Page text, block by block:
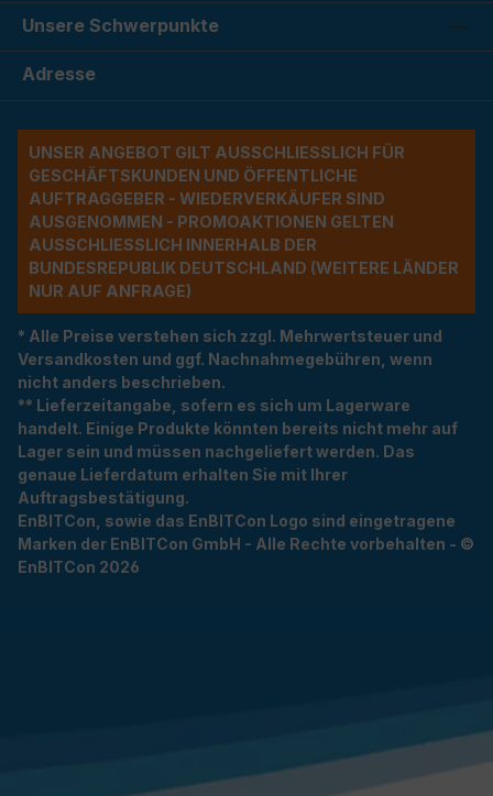
Unsere Schwerpunkte
Adresse
UNSER ANGEBOT GILT AUSSCHLIESSLICH FÜR G
ESCHÄFTSKUNDEN UND ÖFFENTLICHE A
UFTRAGGEBER - WIEDERVERKÄUFER SIND A
USGENOMMEN - PROMOAKTIONEN GELTEN A
USSCHLIESSLICH INNERHALB DER BU
NDESREPUBLIK DEUTSCHLAND (WEITERE LÄNDER NU
R AUF ANFRAGE)
* Alle Preise verstehen sich zzgl. Mehrwertsteuer und
Versandkosten und ggf. Nachnahmegebühren, wenn
nicht anders beschrieben.
** Lieferzeitangabe, sofern es sich um Lagerware
handelt. Einige Produkte könnten bereits nicht mehr auf
Lager sein und müssen nachgeliefert werden. Das
genaue Lieferdatum erhalten Sie mit Ihrer
Auftragsbestätigung.
EnBITCon, sowie das EnBITCon Logo sind eingetragene
Marken der EnBITCon GmbH - Alle Rechte vorbehalten - ©
EnBITCon 2026